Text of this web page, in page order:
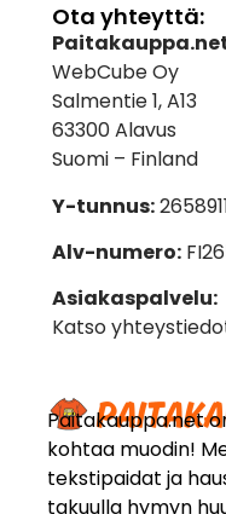
Paitakauppa.net
kohtaa muodin!
tekstipaidat ja
takuulla hymyn
Ota yhteyttä:
WebCube Oy
Salmentie 1, A13
63300 Alavus
Suomi – Finland
Y-tunnus:
Alv-numero:
Asiakaspalvelu:
Katso